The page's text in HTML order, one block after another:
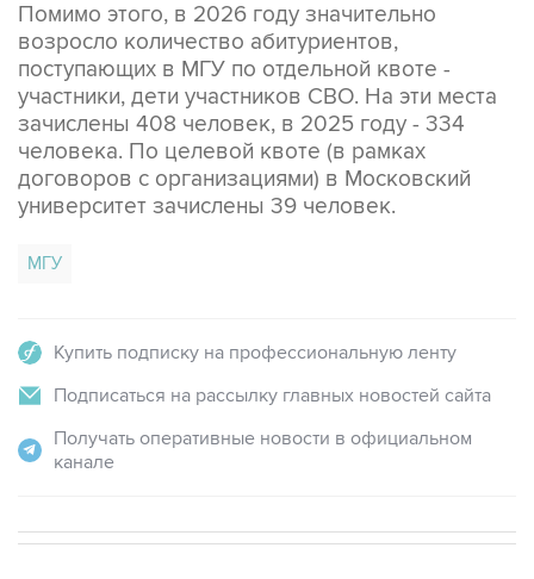
Помимо этого, в 2026 году значительно
возросло количество абитуриентов,
поступающих в МГУ по отдельной квоте -
участники, дети участников СВО. На эти места
зачислены 408 человек, в 2025 году - 334
человека. По целевой квоте (в рамках
договоров с организациями) в Московский
университет зачислены 39 человек.
МГУ
Купить подписку на профессиональную ленту
Подписаться на рассылку главных новостей сайта
Получать оперативные новости в официальном
канале